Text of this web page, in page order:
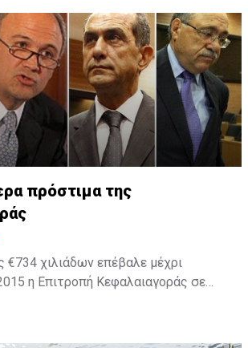
Το νέο ξενοδοχείο θα
λειτουργήσει στα μέσα Απριλίου του 2016.
πρόστιμα της
€734 χιλιάδων επέβαλε μέχρι
η Επιτροπή Κεφαλαιαγοράς σε
καθώς επιβλήθηκαν